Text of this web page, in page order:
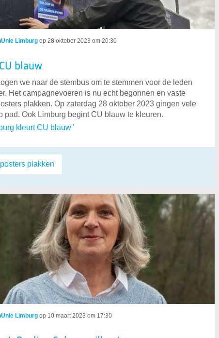
Limburg op 28 oktober 2023 om 20:30
blauw
we naar de stembus om te stemmen voor de leden
Het campagnevoeren is nu echt begonnen en vaste
plakken. Op zaterdag 28 oktober 2023 gingen vele
pad. Ook Limburg begint CU blauw te kleuren.
kleurt CU blauw"
posters plakken
Limburg op 10 maart 2023 om 17:30